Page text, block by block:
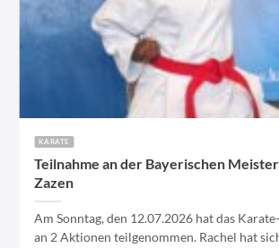
KARATE
Teilnahme an der Bayerischen
Zazen
Am Sonntag, den 12.07.2026 hat das
an 2 Aktionen teilgenommen. Rachel hat